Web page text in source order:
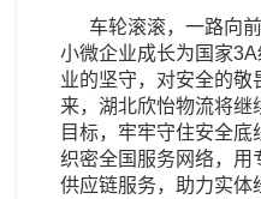
车轮滚滚，一路向前
小微企业成长为国家
业的坚守，对安全的敬
来，湖北欣怡物流将继
目标，牢牢守住安全底
织密全国服务网络，用
供应链服务，助力实体